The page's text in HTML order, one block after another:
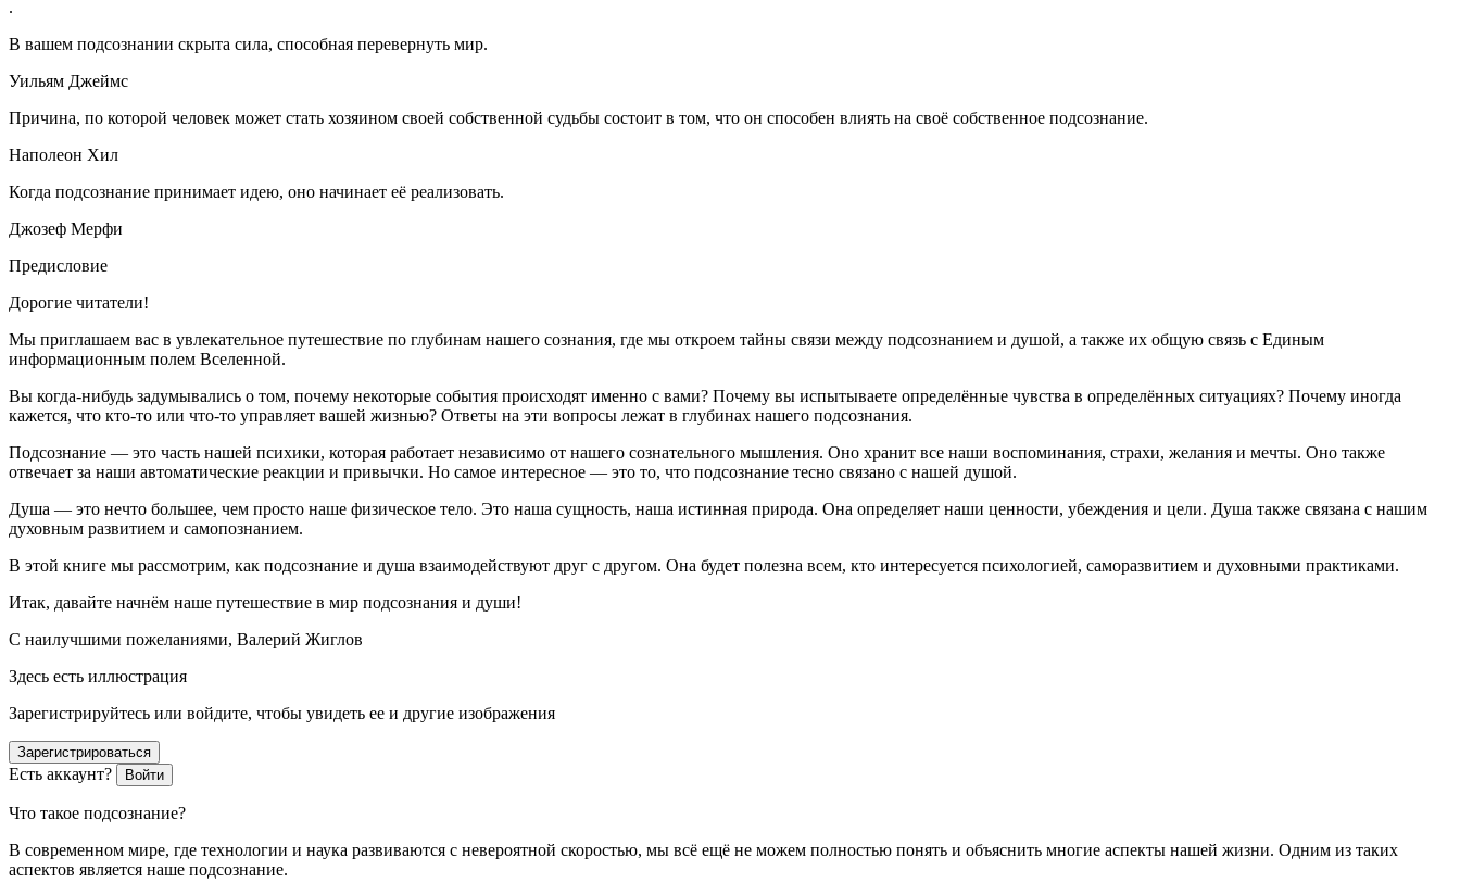
.
В вашем подсознании скрыта сила, способная перевернуть мир.
Уильям Джеймс
Причина, по которой человек может стать хозяином своей собственной судьбы состоит в том, что он способен влиять на своё собственное подсознание.
Наполеон Хил
Когда подсознание принимает идею, оно начинает её реализовать.
Джозеф Мерфи
Предисловие
Дорогие читатели!
Мы приглашаем вас в увлекательное путешествие по глубинам нашего сознания, где мы откроем тайны связи между подсознанием и душой, а также их общую связь с Единым
информационным полем Вселенной.
Вы когда-нибудь задумывались о том, почему некоторые события происходят именно с вами? Почему вы испытываете определённые чувства в определённых ситуациях? Почему иногда
кажется, что кто-то или что-то управляет вашей жизнью? Ответы на эти вопросы лежат в глубинах нашего подсознания.
Подсознание — это часть нашей психики, которая работает независимо от нашего сознательного мышления. Оно хранит все наши воспоминания, страхи, желания и мечты. Оно также
отвечает за наши автоматические реакции и привычки. Но самое интересное — это то, что подсознание тесно связано с нашей душой.
Душа — это нечто большее, чем просто наше физическое тело. Это наша сущность, наша истинная природа. Она определяет наши ценности, убеждения и цели. Душа также связана с нашим
духовным развитием и самопознанием.
В этой книге мы рассмотрим, как подсознание и душа взаимодействуют друг с другом. Она будет полезна всем, кто интересуется психологией, саморазвитием и духовными практиками.
Итак, давайте начнём наше путешествие в мир подсознания и души!
С наилучшими пожеланиями, Валерий Жиглов
Здесь есть иллюстрация
Зарегистрируйтесь или войдите, чтобы увидеть ее и другие изображения
Зарегистрироваться
Есть аккаунт? Войти
Что такое подсознание?
В современном мире, где технологии и наука развиваются с невероятной скоростью, мы всё ещё не можем полностью понять и объяснить многие аспекты нашей жизни. Одним из таких
аспектов является наше подсознание.